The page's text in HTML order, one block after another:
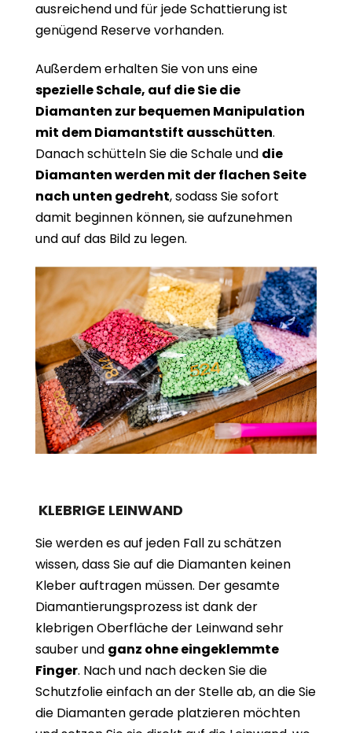
ausreichend und für jede Schattierung ist
genügend Reserve vorhanden.
Außerdem erhalten Sie von uns eine
spezielle Schale, auf die Sie die
Diamanten zur bequemen Manipulation
mit dem Diamantstift ausschütten.
Danach schütteln Sie die Schale und die
Diamanten werden mit der flachen Seite
nach unten gedreht, sodass Sie sofort
damit beginnen können, sie aufzunehmen
und auf das Bild zu legen.
KLEBRIGE LEINWAND
Sie werden es auf jeden Fall zu schätzen
wissen, dass Sie auf die Diamanten keinen
Kleber auftragen müssen. Der gesamte
Diamantierungsprozess ist dank der
klebrigen Oberfläche der Leinwand sehr
sauber und ganz ohne eingeklemmte
Finger. Nach und nach decken Sie die
Schutzfolie einfach an der Stelle ab, an die Sie
die Diamanten gerade platzieren möchten